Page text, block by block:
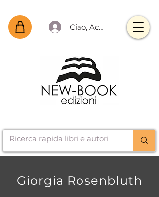
Ciao, Accedi
Giorgia Rosenbluth